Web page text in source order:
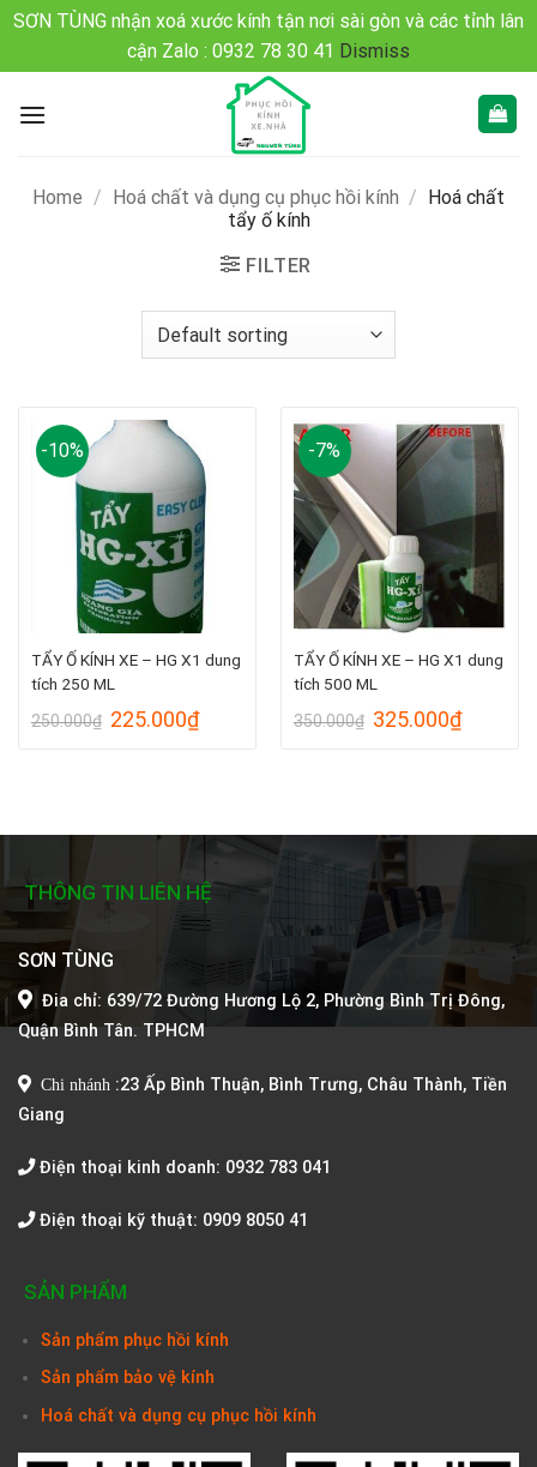
SƠN TÙNG nhận xoá xước kính tận nơi sài gòn và các tỉnh lân
cận Zalo : 0932 78 30 41 Dismiss
qua
Home / Hoá chất và dụng cụ phục hồi kính / Hoá chất
tẩy ố kính
FILTER
-10%
TẨY Ố KÍNH XE – HG X1 dung
tích 250 ML
250.000₫ Original
225.000₫Current
-7%
TẨY Ố KÍNH XE – HG X1 dung
tích 500 ML
350.000₫ Original
325.000₫Current
THÔNG TIN LIÊN HỆ
SƠN TÙNG
Đia chỉ: 639/72 Đường Hương Lộ 2, Phường Bình Trị Đông,
Quận Bình Tân. TPHCM
Chi nhánh :23 Ấp Bình Thuận, Bình Trưng, Châu Thành, Tiền
Giang
Điện thoại kinh doanh: 0932 783 041
Điện thoại kỹ thuật: 0909 8050 41
SẢN PHẨM
Sản phẩm phục hồi kính
Sản phẩm bảo vệ kính
Hoá chất và dụng cụ phục hồi kính